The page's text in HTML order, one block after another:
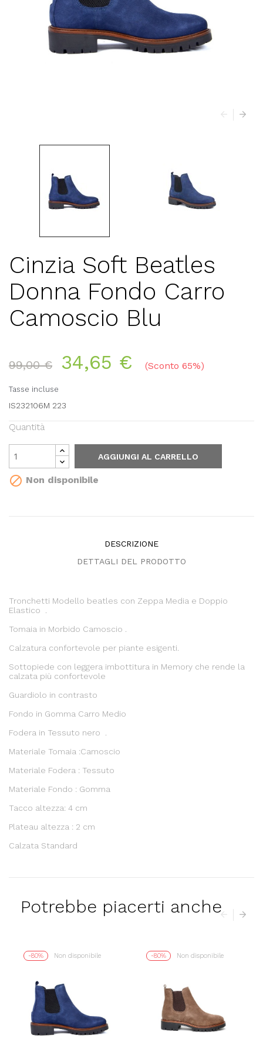
Cinzia Soft Beatles
Donna Fondo Carro
Camoscio Blu
99,00 € 34,65 € Sconto 65%
Tasse incluse
IS232106M 223
Quantità
AGGIUNGI AL CARRELLO
 Non disponibile
DESCRIZIONE
DETTAGLI DEL PRODOTTO
Tronchetti Modello beatles con Zeppa Media e Doppio
Elastico .
Tomaia in Morbido Camoscio .
Calzatura confortevole per piante esigenti.
Sottopiede con leggera imbottitura in Memory che rende la
calzata più confortevole
Guardiolo in contrasto
Fondo in Gomma Carro Medio
Fodera in Tessuto nero .
Materiale Tomaia :Camoscio
Materiale Fodera : Tessuto
Materiale Fondo : Gomma
Tacco altezza: 4 cm
Plateau altezza : 2 cm
Calzata Standard
Potrebbe piacerti anche
-80% Non disponibile -80% Non disponibile